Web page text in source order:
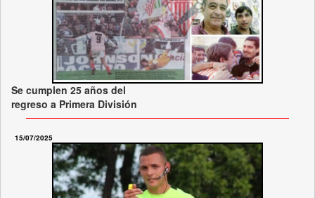
Se cumplen 25 años del
regreso a Primera División
15/07/2025